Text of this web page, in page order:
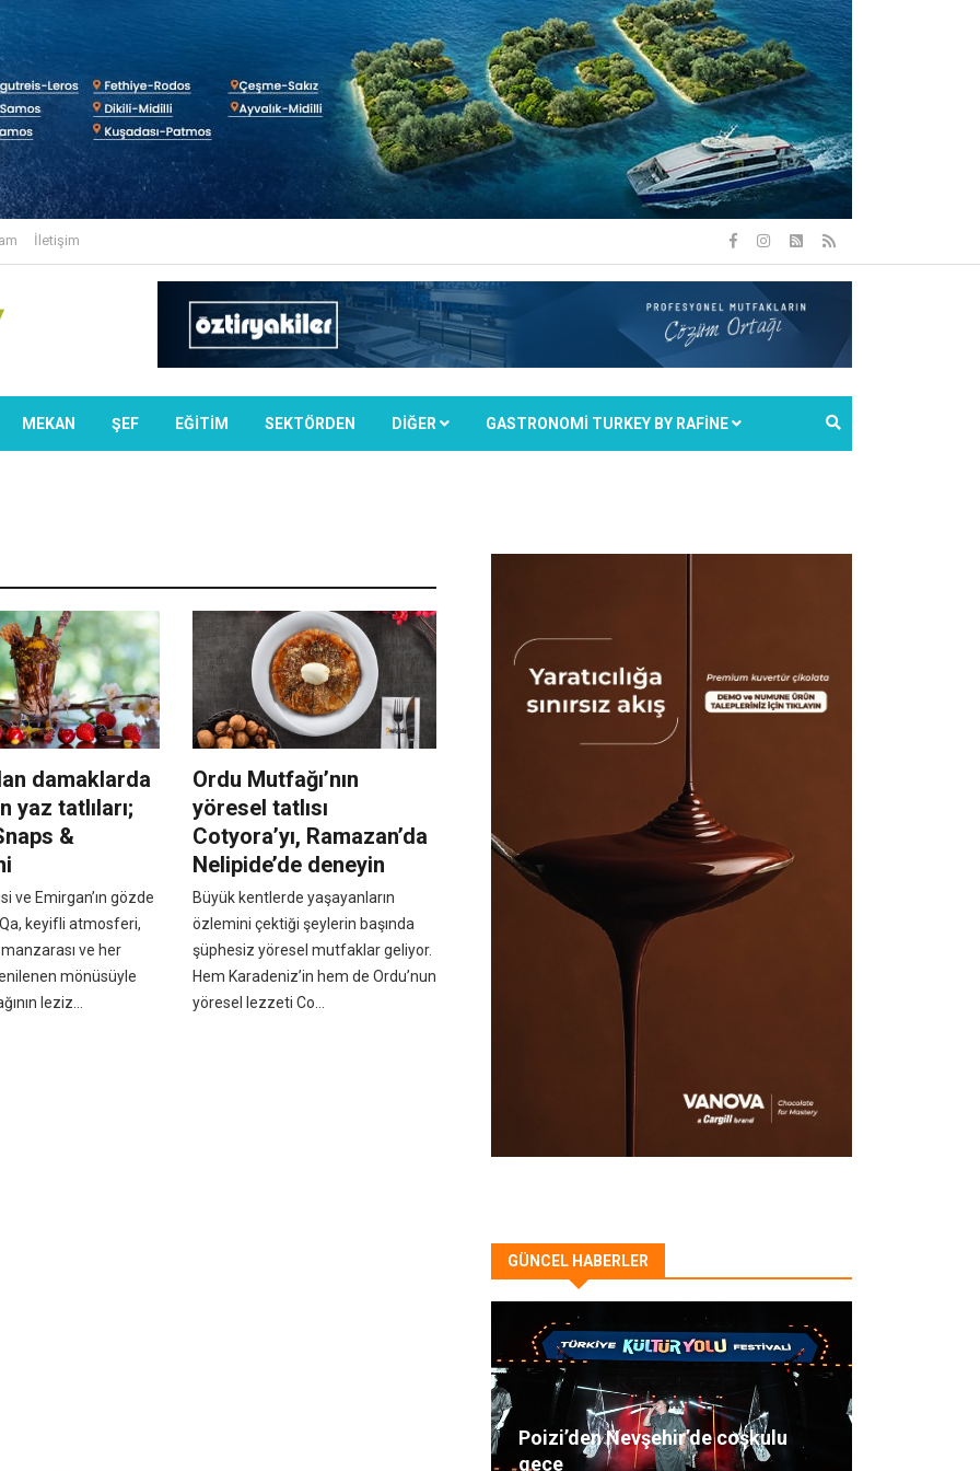
İletişim
MEKAN ŞEF EĞİTİM SEKTÖRDEN DIĞER GASTRONOMİ TURKEY BY RAFİNE
damaklarda
yaz tatlıları;
&
ve Emirgan’ın gözde
keyifli atmosferi,
ve her
mönüsüyle
leziz...
Ordu Mutfağı’nın
yöresel tatlısı
Cotyora’yı, Ramazan’da
Nelipide’de deneyin
Büyük kentlerde yaşayanların
özlemini çektiği şeylerin başında
şüphesiz yöresel mutfaklar geliyor.
Hem Karadeniz’in hem de Ordu’nun
yöresel lezzeti Co...
GÜNCEL HABERLER
Poizi’den Nevşehir’de coşkulu
gece